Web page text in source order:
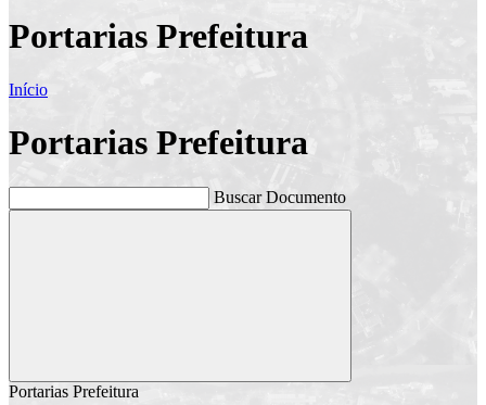
Portarias Prefeitura
Início
Portarias Prefeitura
Buscar Documento
Buscar
Portarias Prefeitura